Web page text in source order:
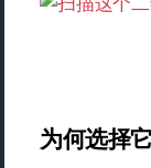
为何选择